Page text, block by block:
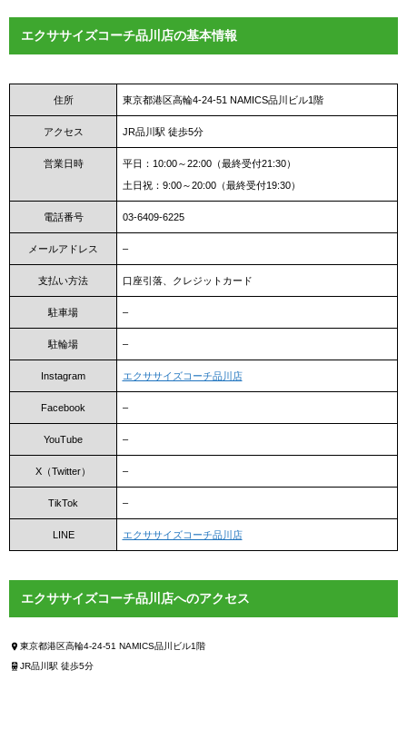
エクササイズコーチ品川店の基本情報
住所 東京都港区高輪4-24-51 NAMICS品川ビル1階
アクセス JR品川駅 徒歩5分
営業日時
平日：10:00～22:00（最終受付21:30）
土日祝：9:00～20:00（最終受付19:30）
電話番号 03-6409-6225
メールアドレス –
支払い方法 口座引落、クレジットカード
駐車場 –
駐輪場 –
Instagram エクササイズコーチ品川店
Facebook –
YouTube –
X（Twitter） –
TikTok –
LINE エクササイズコーチ品川店
エクササイズコーチ品川店へのアクセス
東京都港区高輪4-24-51 NAMICS品川ビル1階
JR品川駅 徒歩5分